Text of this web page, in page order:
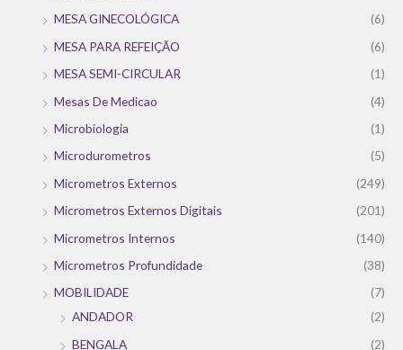
MESA GINECOLÓGICA
(6)
MESA PARA REFEIÇÃO
(6)
MESA SEMI-CIRCULAR
(1)
Mesas De Medicao
(4)
Microbiologia
(1)
Microdurometros
(5)
Micrometros Externos
(249)
Micrometros Externos Digitais
(201)
Micrometros Internos
(140)
Micrometros Profundidade
(38)
MOBILIDADE
(7)
ANDADOR
(2)
BENGALA
(2)